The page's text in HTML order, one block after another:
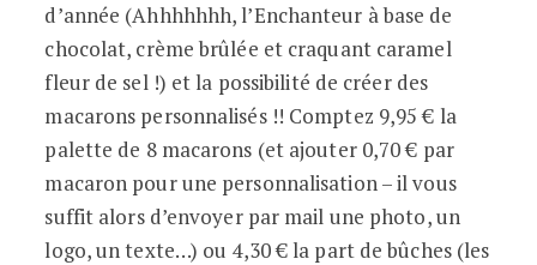
d’année (Ahhhhhhh, l’Enchanteur à base de
chocolat, crème brûlée et craquant caramel
fleur de sel !) et la possibilité de créer des
macarons personnalisés !! Comptez 9,95 € la
palette de 8 macarons (et ajouter 0,70 € par
macaron pour une personnalisation – il vous
suffit alors d’envoyer par mail une photo, un
logo, un texte…) ou 4,30 € la part de bûches (les